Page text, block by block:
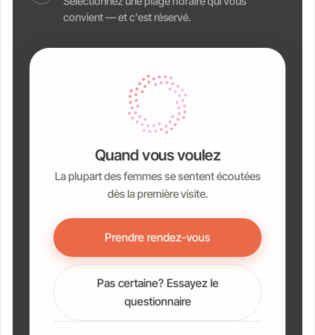
convient — et c'est réservé.
Quand vous voulez
La plupart des femmes se sentent écoutées
dès la première visite.
Prendre rendez-vous
Pas certaine? Essayez le
questionnaire